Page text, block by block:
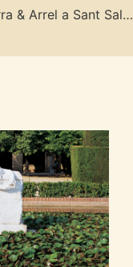
Jornada Terra & Arrel a Sant Salvador de Bianya